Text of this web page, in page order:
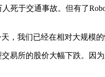
于交通事故。但有了
我们已经在相对大规模的
所的股价大幅下跌。因